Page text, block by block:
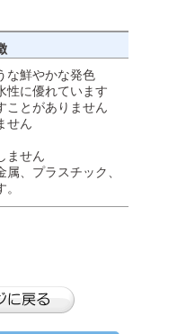
な鮮やかな発色
性に優れています
ことがありません
せん
ません
属、プラスチック、